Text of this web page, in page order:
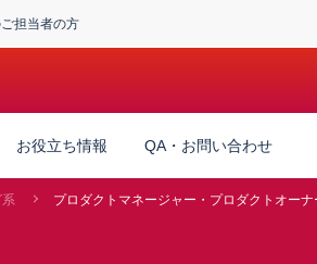
担当者の方
お役立ち情報 QA・お問い合わせ
プロダクトマネージャー・プロダクトオーナ